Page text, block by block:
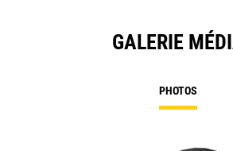
GALERIE
PHOTOS